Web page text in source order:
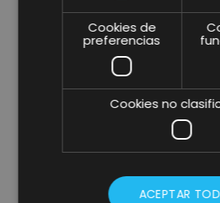
Cookies de
preferencias
Cookies no
ACEPTAR